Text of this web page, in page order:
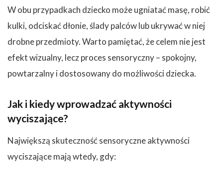
W obu przypadkach dziecko może ugniatać masę, robić
kulki, odciskać dłonie, ślady palców lub ukrywać w niej
drobne przedmioty. Warto pamiętać, że celem nie jest
efekt wizualny, lecz proces sensoryczny – spokojny,
powtarzalny i dostosowany do możliwości dziecka.
Jak i kiedy wprowadzać aktywności
wyciszające?
Największą skuteczność sensoryczne aktywności
wyciszające mają wtedy, gdy: